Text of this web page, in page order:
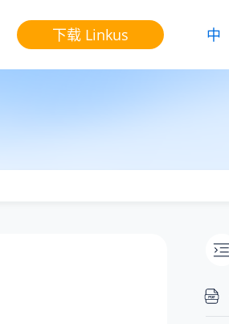
下载 Linkus 中